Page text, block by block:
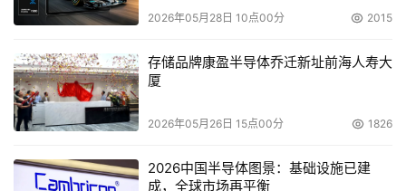
系统提高工作效率，使系统得以尽快投入到实际工作中，解
第六步：系统上线
将原有模式切换至CRM系统，系统正式启用.
定期评估，深度应用
2026年05月28日 10点00分 2015
存储品牌康盈半导体乔迁新址前海人寿大
厦
2026年05月26日 15点00分 1826
2026中国半导体图景：基础设施已建
成，全球市场再平衡